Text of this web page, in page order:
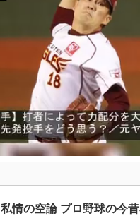
私情の空論 プロ野球の今